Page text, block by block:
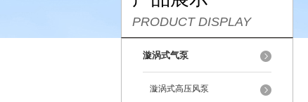
PRODUCT DISPLAY
漩涡式气泵
漩涡式高压风泵